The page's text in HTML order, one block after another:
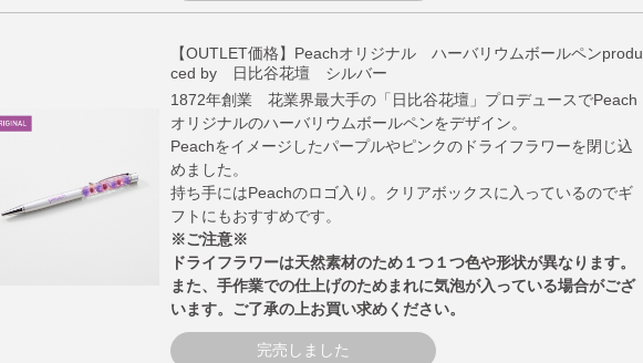
【OUTLET価格】Peachオリジナル ハーバリウムボールペンprodu
ced by 日比谷花壇 シルバー
1872年創業 花業界最大手の「日比谷花壇」プロデュースでPeach
オリジナルのハーバリウムボールペンをデザイン。
Peachをイメージしたパープルやピンクのドライフラワーを閉じ込
めました。
持ち手にはPeachのロゴ入り。クリアボックスに入っているのでギ
フトにもおすすめです。
※ご注意※
ドライフラワーは天然素材のため１つ１つ色や形状が異なります。
また、手作業での仕上げのためまれに気泡が入っている場合がござ
います。ご了承の上お買い求めください。
完売しました